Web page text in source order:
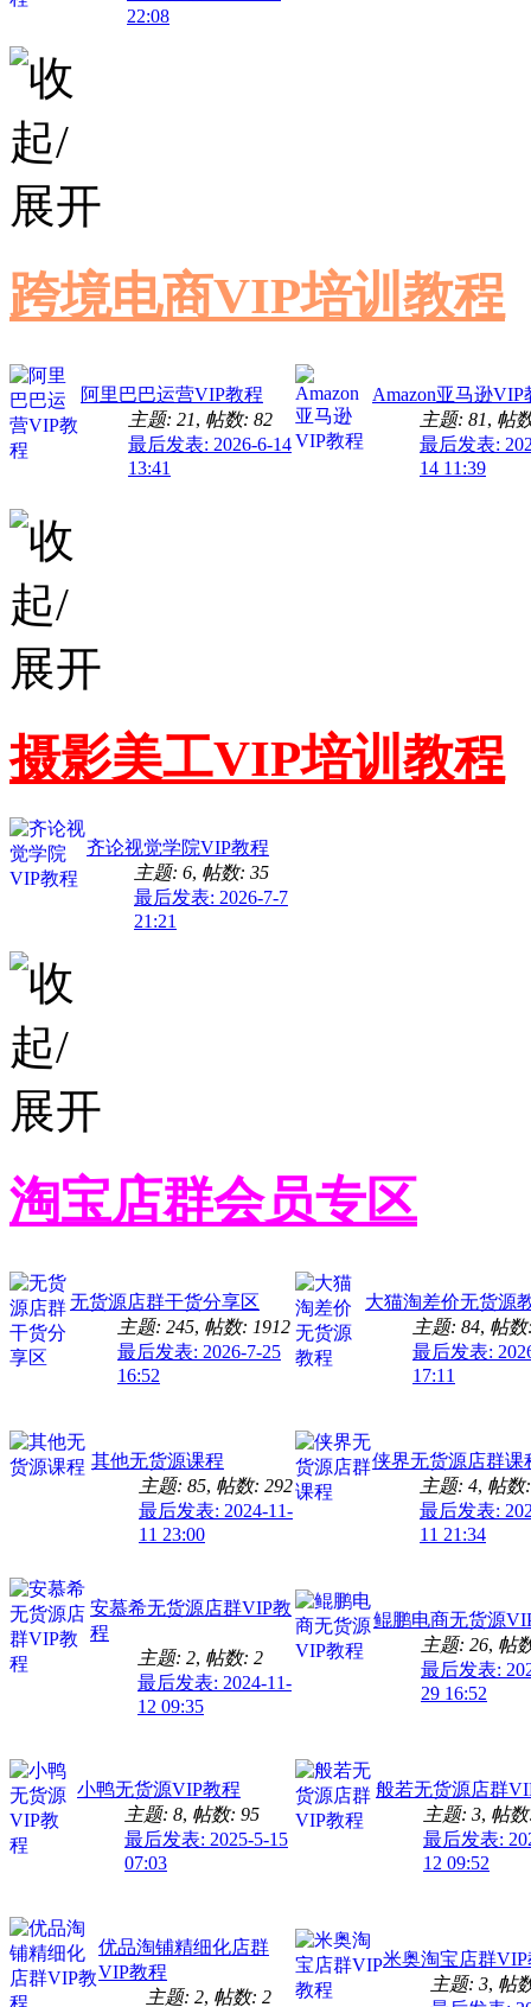
22:08
跨境电商VIP培训教程
阿里巴巴运营VIP教程
主题: 21, 帖数: 82
最后发表: 2026-6-14
13:41
Amazon亚马逊VIP
主题: 81, 帖
最后发表:
14 11:39
摄影美工VIP培训教程
齐论视觉学院VIP教程
主题: 6, 帖数: 35
最后发表: 2026-7-7
21:21
淘宝店群会员专区
无货源店群干货分享区
主题: 245, 帖数: 1912
最后发表: 2026-7-25
16:52
大猫淘差价无货源
主题: 84, 帖数
最后发表:
17:11
其他无货源课程
主题: 85, 帖数: 292
最后发表: 2024-11-
11 23:00
侠界无货源店群课
主题: 4, 帖数
最后发表:
11 21:34
安慕希无货源店群VIP教
程
主题: 2, 帖数: 2
最后发表: 2024-11-
12 09:35
鲲鹏电商无货源
主题: 26, 帖
最后发表:
29 16:52
小鸭无货源VIP教程
主题: 8, 帖数: 95
最后发表: 2025-5-15
07:03
般若无货源店群
主题: 3, 帖
最后发表:
12 09:52
优品淘铺精细化店群
VIP教程
主题: 2, 帖数: 2
米奥淘宝店群
主题: 3, 帖